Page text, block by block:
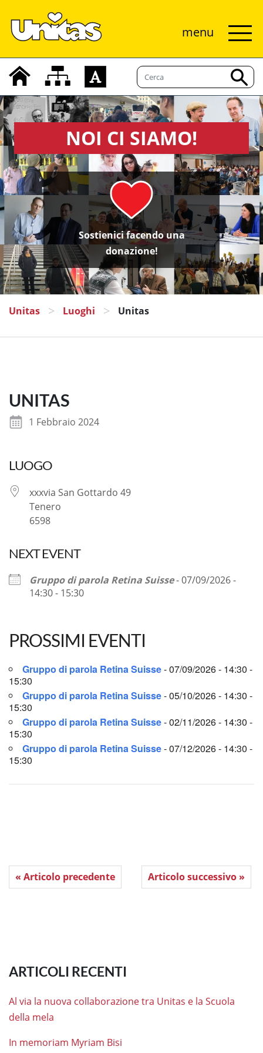
menu
NOI CI SIAMO!
Sostienici facendo una
donazione!
Unitas > Luoghi > Unitas
UNITAS
1 Febbraio 2024
LUOGO
xxxvia San Gottardo 49
Tenero
6598
NEXT EVENT
Gruppo di parola Retina Suisse- 07/09/2026 -
14:30 - 15:30
PROSSIMI EVENTI
Gruppo di parola Retina Suisse- 07/09/2026 - 14:30 -
15:30
Gruppo di parola Retina Suisse- 05/10/2026 - 14:30 -
15:30
Gruppo di parola Retina Suisse- 02/11/2026 - 14:30 -
15:30
Gruppo di parola Retina Suisse- 07/12/2026 - 14:30 -
15:30
« Articolo precedente Articolo successivo »
ARTICOLI RECENTI
Al via la nuova collaborazione tra Unitas e la Scuola
della mela
In memoriam Myriam Bisi